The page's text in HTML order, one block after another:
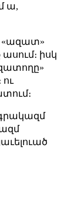
ա,
«ազատ»
ասում։ իսկ